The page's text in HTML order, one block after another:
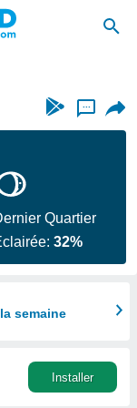
...
Quartier
32%
semaine
Installer